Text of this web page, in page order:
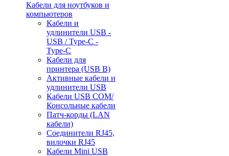
Кабели для ноутбуков и
компьютеров
Кабели и
удлинители USB -
USB / Type-C -
Type-C
Кабели для
принтера (USB B)
Активные кабели и
удлинители USB
Кабели USB COM/
Консольные кабели
Патч-корды (LAN
кабели)
Соединители RJ45,
вилочки RJ45
Кабели Mini USB